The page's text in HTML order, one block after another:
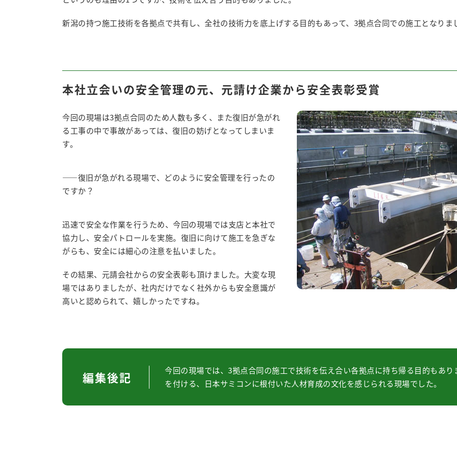
新潟の持つ施工技術を各拠点で共有し、全社の技術力を底上げする目的もあって、3拠点合同での施工となりま
本社立会いの安全管理の元、元請け企業から安全表彰受賞
今回の現場は3拠点合同のため人数も多く、また復旧が急がれ
る工事の中で事故があっては、復旧の妨げとなってしまいま
す。
――復旧が急がれる現場で、どのように安全管理を行ったの
ですか？
迅速で安全な作業を行うため、今回の現場では支店と本社で
協力し、安全パトロールを実施。復旧に向けて施工を急ぎな
がらも、安全には細心の注意を払いました。
その結果、元請会社からの安全表彰も頂けました。大変な現
場ではありましたが、社内だけでなく社外からも安全意識が
高いと認められて、嬉しかったですね。
編集後記
今回の現場では、3拠点合同の施工で技術を伝え合い各拠点に持ち帰る目的もあ
を付ける、日本サミコンに根付いた人材育成の文化を感じられる現場でした。